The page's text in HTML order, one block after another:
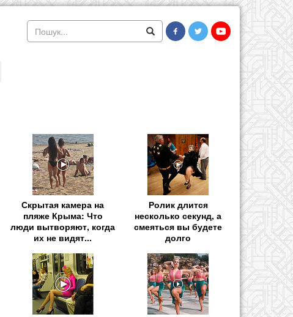
Скрытая камера на
пляже Крыма: Что
люди вытворяют, когда
их не видят...
Ролик длится
несколько секунд, а
смеяться вы будете
долго